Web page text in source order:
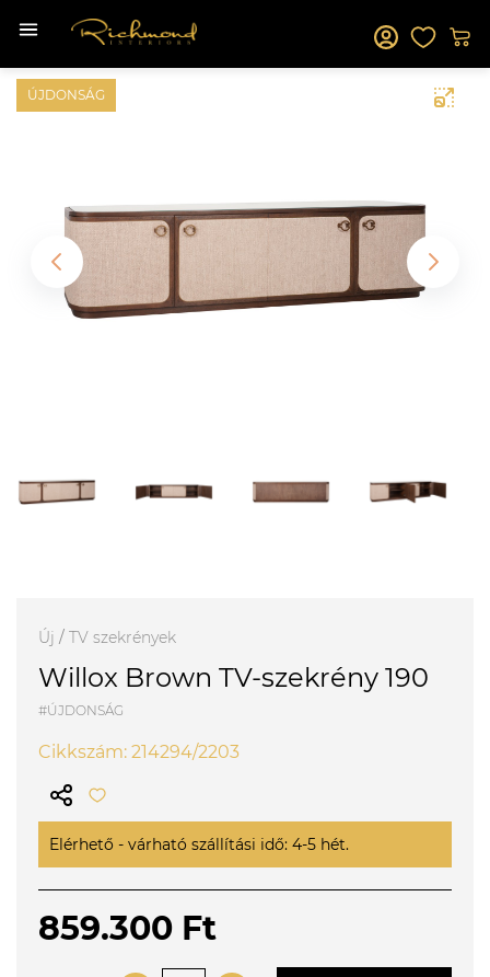
ÚJDONSÁG
Új / TV szekrények
Willox Brown TV-szekrény 190
#ÚJDONSÁG
Cikkszám: 214294/2203
Elérhető - várható szállítási idő: 4-5 hét.
859.300 Ft